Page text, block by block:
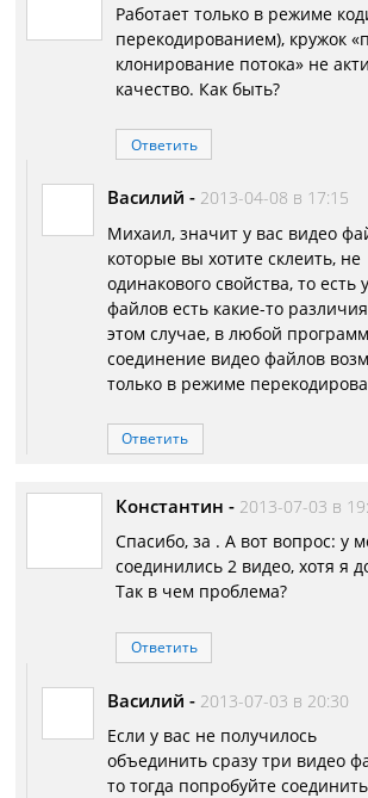
Работает только в режиме
перекодированием), кружок
клонирование потока» не
качество. Как быть?
Ответить
Василий - 2013-04-08 в 17:15
Михаил, значит у вас видео
которые вы хотите склеить, не
одинакового свойства, то есть у
файлов есть какие-то
этом случае, в любой
соединение видео файлов
только в режиме
Ответить
Константин - 2013-07-03 в
Спасибо, за . А вот вопрос: у
соединились 2 видео, хотя я
Так в чем проблема?
Ответить
Василий - 2013-07-03 в 20:30
Если у вас не получилось
объединить сразу три видео
то тогда попробуйте